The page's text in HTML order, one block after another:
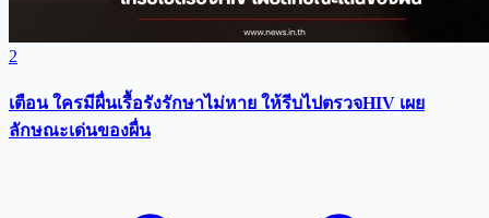
2
เตือน ใครมีผื่นเรื้อรังรักษาไม่หาย ให้รีบไปตรวจHIV เผย
ลักษณะเด่นของผื่น